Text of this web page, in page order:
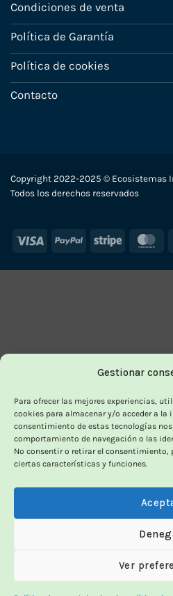
Gestionar
Para ofrecer las mejores experiencias,
cookies para almacenar y/o acceder a
consentimiento de estas tecnologías
comportamiento de navegación o las
No consentir o retirar el consentimiento,
ciertas características y funciones.
Ver
Condiciones de venta
Política de Garantía
Política de cookies
Contacto
Copyright 2022-2025 © Ecosistemas
Todos los derechos reservados
Visa PayPal Stripe